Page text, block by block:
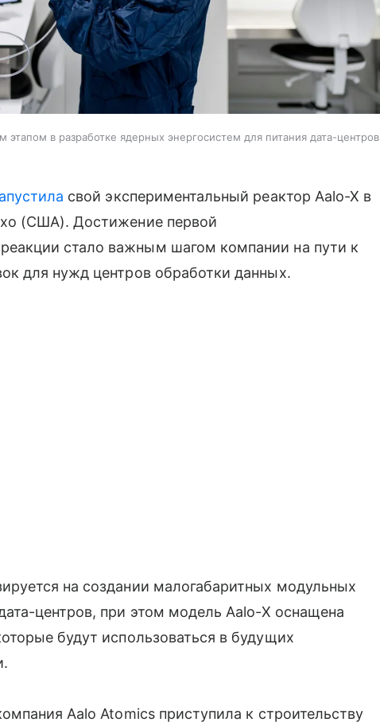
в разработке ядерных энергосистем для питания дата-центров
свой экспериментальный реактор Aalo-X в
(США). Достижение первой
стало важным шагом компании на пути к
для нужд центров обработки данных.
на создании малогабаритных модульных
центров, при этом модель Aalo-X оснащена
будут использоваться в будущих
Aalo Atomics приступила к строительству